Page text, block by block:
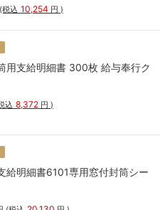
(税込 10,254 円 )
用支給明細書 300枚 給与奉行ク
込 8,372 円 )
給明細書6101専用窓付封筒シー